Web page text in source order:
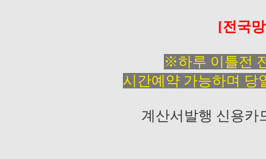
[전국
※하루 이틀전
시간예약 가능하며
계산서발행 신용카